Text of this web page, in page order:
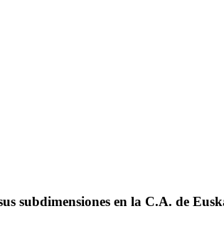
subdimensiones en la C.A. de